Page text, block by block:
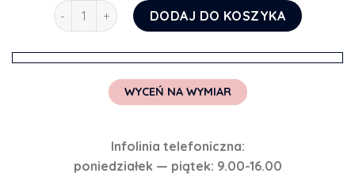
ilość Foto-tapeta trzy rusałki na leśnej polanie
DODAJ DO KOSZYKA
WYCEŃ NA WYMIAR
Infolinia telefoniczna:
poniedziałek — piątek: 9.00-16.00